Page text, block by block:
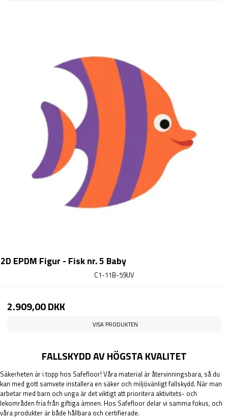
2D EPDM Figur - Fisk nr. 5 Baby
C1-11B-59UV
2.909,00 DKK
VISA PRODUKTEN
FALLSKYDD AV HÖGSTA KVALITET
Säkerheten är i topp hos Safefloor! Våra material är återvinningsbara, så du
kan med gott samvete installera en säker och miljövänligt fallskydd. När man
arbetar med barn och unga är det viktigt att prioritera aktivitets- och
lekområden fria från giftiga ämnen. Hos Safefloor delar vi samma fokus, och
våra produkter är både hållbara och certifierade.